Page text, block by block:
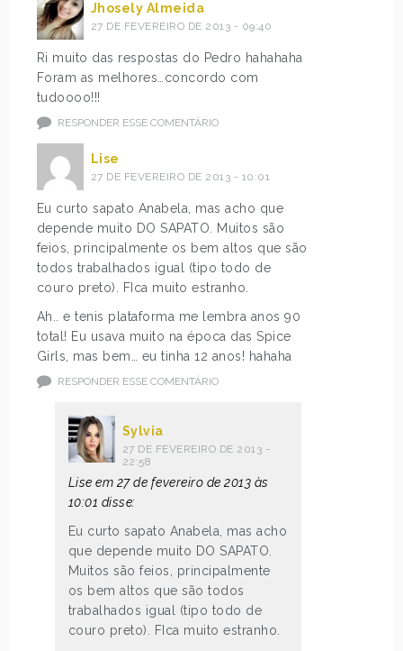
Jhosely Almeida
27 DE FEVEREIRO DE 2013 - 09:40
Ri muito das respostas do Pedro hahahaha
Foram as melhores…concordo com
tudoooo!!!
RESPONDER ESSE COMENTÁRIO
Lise
27 DE FEVEREIRO DE 2013 - 10:01
Eu curto sapato Anabela, mas acho que
depende muito DO SAPATO. Muitos são
feios, principalmente os bem altos que são
todos trabalhados igual (tipo todo de
couro preto). FIca muito estranho.
Ah.. e tenis plataforma me lembra anos 90
total! Eu usava muito na época das Spice
Girls, mas bem… eu tinha 12 anos! hahaha
RESPONDER ESSE COMENTÁRIO
Sylvia
27 DE FEVEREIRO DE 2013 -
22:58
Lise em 27 de fevereiro de 2013 às
10:01 disse:
Eu curto sapato Anabela, mas acho
que depende muito DO SAPATO.
Muitos são feios, principalmente
os bem altos que são todos
trabalhados igual (tipo todo de
couro preto). FIca muito estranho.